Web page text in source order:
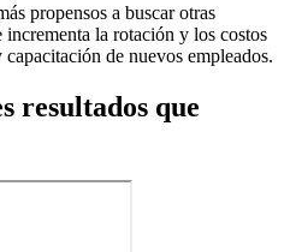
propensos a buscar otras
la rotación y los costos
de nuevos empleados.
resultados que